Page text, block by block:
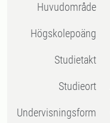
Huvudområde
högskolepoäng
Studietakt
Studieort
Undervisningsform